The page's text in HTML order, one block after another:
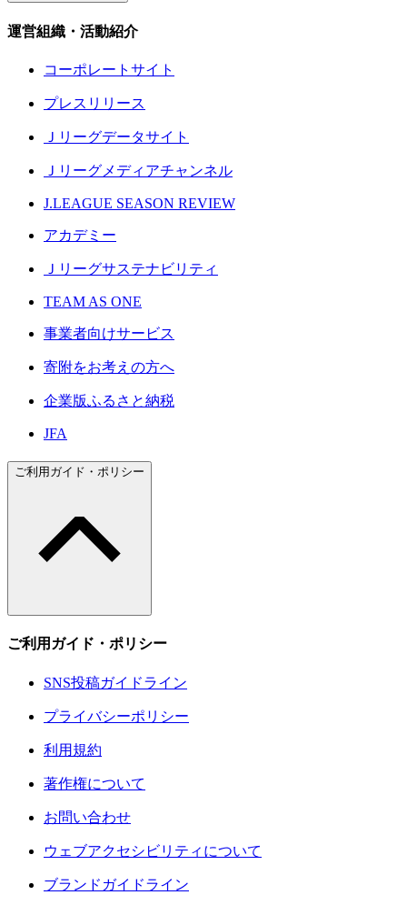
運営組織・活動紹介
コーポレートサイト
プレスリリース
Ｊリーグデータサイト
Ｊリーグメディアチャンネル
J.LEAGUE SEASON REVIEW
アカデミー
Ｊリーグサステナビリティ
TEAM AS ONE
事業者向けサービス
寄附をお考えの方へ
企業版ふるさと納税
JFA
ご利用ガイド・ポリシー
ご利用ガイド・ポリシー
SNS投稿ガイドライン
プライバシーポリシー
利用規約
著作権について
お問い合わせ
ウェブアクセシビリティについて
ブランドガイドライン